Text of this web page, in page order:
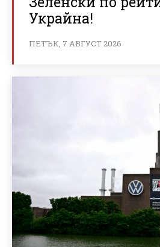
Украйна!
ПЕТЪК, 7 АВГУСТ 2026